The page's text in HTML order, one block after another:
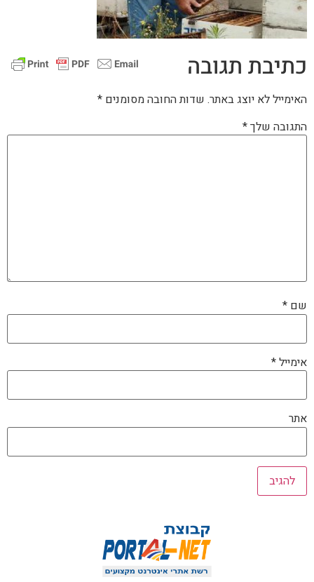
כתיבת תגובה
האימייל לא יוצג באתר. שדות החובה מסומנים *
התגובה שלך*
שם *
אימייל*
אתר